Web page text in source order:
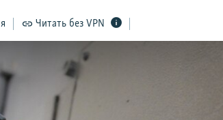
Читать без VPN